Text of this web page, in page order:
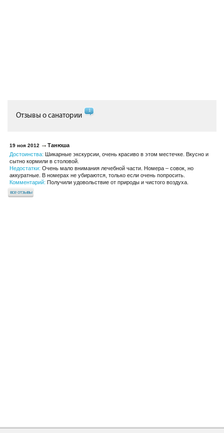
Отзывы о санатории
1
19 ноя 2012
Танюша
Достоинства: Шикарные экскурсии, очень красиво в этом местечке. Вкусно и
сытно кормили в столовой.
Недостатки: Очень мало внимания лечебной части. Номера – совок, но
аккуратные. В номерах не убираются, только если очень попросить.
Комментарий: Получили удовольствие от природы и чистого воздуха.
все отзывы